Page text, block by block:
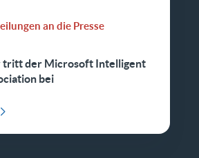
an die Presse
tritt der Microsoft Intelligent
bei